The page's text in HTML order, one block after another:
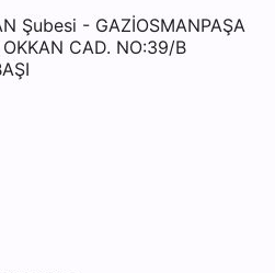
Şubesi - GAZİOSMANPAŞA
CAD. NO:39/B